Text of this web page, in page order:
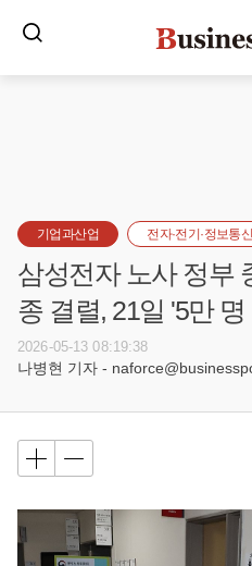
기업과산업 전자·전기·정보통신
삼성전자 노사 정부
종 결렬, 21일 '5만
2026-05-13 08:19:38
나병현 기자 -